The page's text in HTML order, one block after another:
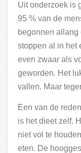
Uit onderzoek is
95 % van de
begonnen allang
stoppen al in het
even zwaar als
geworden. Het
vallen. Maar
Een van de
is het dieet zelf.
niet vol te
eten. De